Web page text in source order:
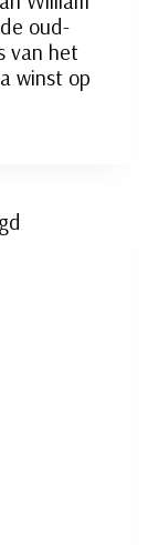
oud-
van het
winst op